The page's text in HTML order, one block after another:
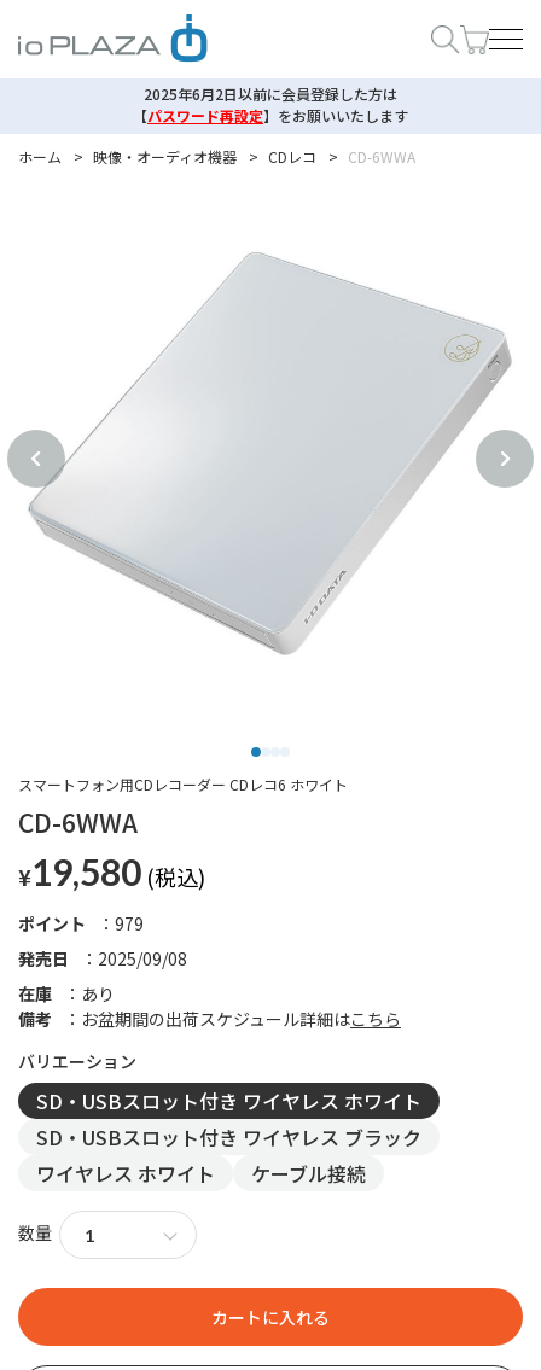
2025年6月2日以前に会員登録した方は
【パスワード再設定】 をお願いいたします
ホーム
> 映像・オーディオ機器 > CDレコ > CD-6WWA
CD-6WWA
スマートフォン用CDレコーダー CDレコ6 ホワイト
¥19,580
発売日 2025/09/08
ポイント 979
在庫
あり
備考
お盆期間の出荷スケジュール詳細はこちら
SD・USBスロット付き ワイヤレス ホワイト
SD・USBスロット付き ワイヤレス ブラック
ワイヤレス ホワイト
ケーブル接続
数量